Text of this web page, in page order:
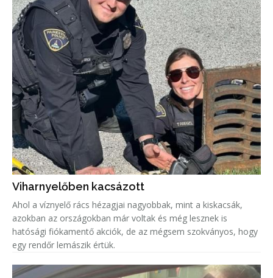
Viharnyelőben kacsázott
Ahol a víznyelő rács hézagjai nagyobbak, mint a kiskacsák,
azokban az országokban már voltak és még lesznek is
hatósági fiókamentő akciók, de az mégsem szokványos, hogy
egy rendőr lemászik értük.